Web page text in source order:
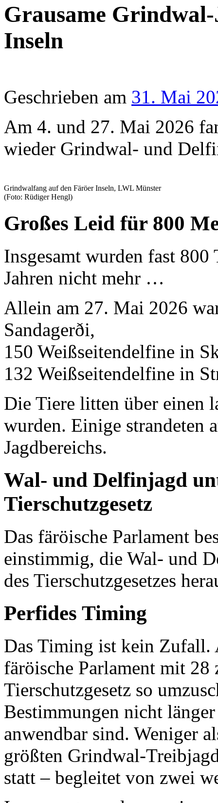
Grausame
Inseln
Geschrieben am 31. Mai
Am 4. und 27. Mai 2026
wieder Grindwal- und
Grindwalfang auf den Färöer Inseln, LWL Münster
(Foto: Rüdiger Hengl)
Großes Leid für 800
Insgesamt wurden fast
Jahren nicht mehr …
Allein am 27. Mai 2026
Sandagerði,
150 Weißseitendelfine in
132 Weißseitendelfine in
Die Tiere litten über einen
wurden. Einige strandeten
Jagdbereichs.
Wal- und Delfinjagd
Tierschutzgesetz
Das färöische Parlament
einstimmig, die Wal- und
des Tierschutzgesetzes
Perfides Timing
Das Timing ist kein Zufall.
färöische Parlament mit 28
Tierschutzgesetz so
Bestimmungen nicht
anwendbar sind. Weniger
größten Grindwal-
statt – begleitet von zwei